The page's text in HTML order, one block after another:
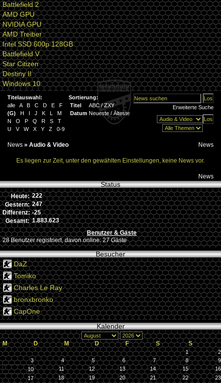
Battlefield 2
AMD GPU
NVIDIA GPU
AMD Treiber
Intel SSD 600p 128GB
Battlefield V
Star Citizen
Destiny II
Windows 10
Titelauswahl:
alle
A B C D E
F
(G) H I J K L
M
N
O P Q R S
T
U
V W X Y Z 0-9
Sortierung:
Titel
ABC/ZXY
Datum Neueste / Älteste
Erweiterte Suche
News » Audio & Video News
Es liegen zur Zeit, unter den gewählten Einstellungen, keine News vor.
News
Status
Heute: 222
Gestern: 247
Differenz: -25
Gesamt: 1.883.623
Benutzer & Gäste
28 Benutzer registriert, davon online: 27 Gäste
Besucher
DaZ
Tomiko
Charles Le Ray
bronxbronko
CapOne
Kalender
M D M D F S S
1
2
3
4 5 6 7 8
9
10
11 12 13 14 15
16
17
18 19 20 21 22 23